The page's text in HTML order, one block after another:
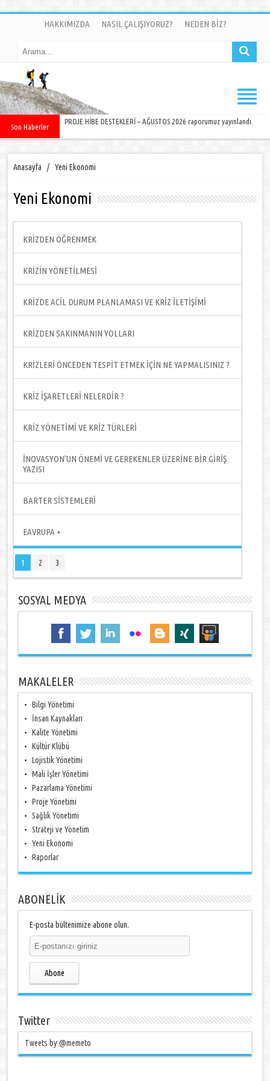
HAKKIMIZDA NASIL ÇALIŞIYORUZ? NEDEN BİZ?
Son Haberler
PROJE HİBE DESTEKLERİ – AĞUSTOS 2026 raporumuz yayınlandı.
Anasayfa / Yeni Ekonomi
Yeni Ekonomi
KRİZDEN ÖĞRENMEK
KRİZİN YÖNETİLMESİ
KRİZDE ACİL DURUM PLANLAMASI VE KRİZ İLETİŞİMİ
KRİZDEN SAKINMANIN YOLLARI
KRİZLERİ ÖNCEDEN TESPİT ETMEK İÇİN NE YAPMALISINIZ ?
KRİZ İŞARETLERİ NELERDİR ?
KRİZ YÖNETİMİ VE KRİZ TÜRLERİ
İNOVASYON’UN ÖNEMİ VE GEREKENLER ÜZERİNE BİR GİRİŞ
YAZISI
BARTER SİSTEMLERİ
EAVRUPA +
1 2 3
SOSYAL MEDYA
MAKALELER
Bilgi Yönetimi
İnsan Kaynakları
Kalite Yönetimi
Kültür Klübü
Lojistik Yönetimi
Mali İşler Yönetimi
Pazarlama Yönetimi
Proje Yönetimi
Sağlık Yönetimi
Strateji ve Yönetim
Yeni Ekonomi
Raporlar
ABONELİK
E-posta bültenimize abone olun.
Abone
Twitter
Tweets by @memeto